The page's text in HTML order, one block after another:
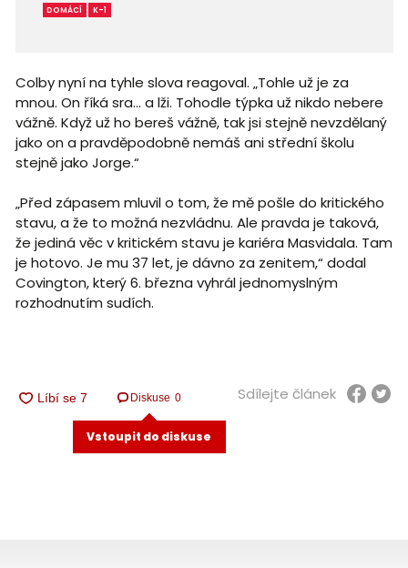
DOMÁCÍ K-1
Colby nyní na tyhle slova reagoval. „Tohle už je za
mnou. On říká sra... a lži. Tohodle týpka už nikdo nebere
vážně. Když už ho bereš vážně, tak jsi stejně nevzdělaný
jako on a pravděpodobně nemáš ani střední školu
stejně jako Jorge.“
„Před zápasem mluvil o tom, že mě pošle do kritického
stavu, a že to možná nezvládnu. Ale pravda je taková,
že jediná věc v kritickém stavu je kariéra Masvidala. Tam
je hotovo. Je mu 37 let, je dávno za zenitem,“ dodal
Covington, který 6. března vyhrál jednomyslným
rozhodnutím sudích.
Diskuse 0
Vstoupit do diskuse
Sdílejte článek